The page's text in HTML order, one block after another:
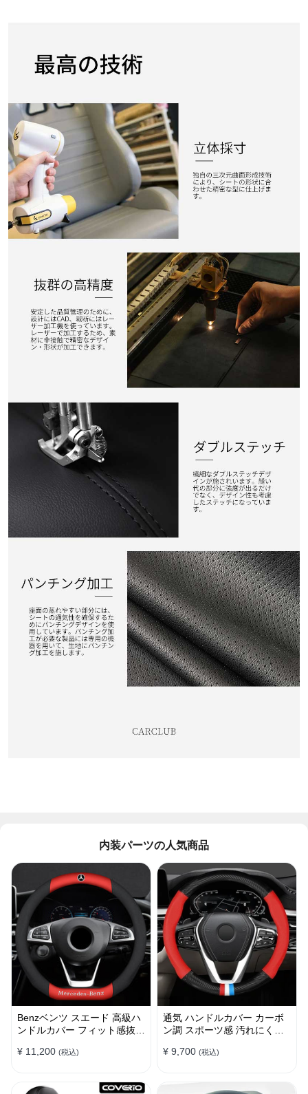
内装パーツの人気商品
Benzベンツ スエード 高級ハ
ンドルカバー フィット感抜群
38CM
¥ 11,200 (税込)
通気 ハンドルカバー カーボ
ン調 スポーツ感 汚れにくい
け簡単 38CM
¥ 9,700 (税込)